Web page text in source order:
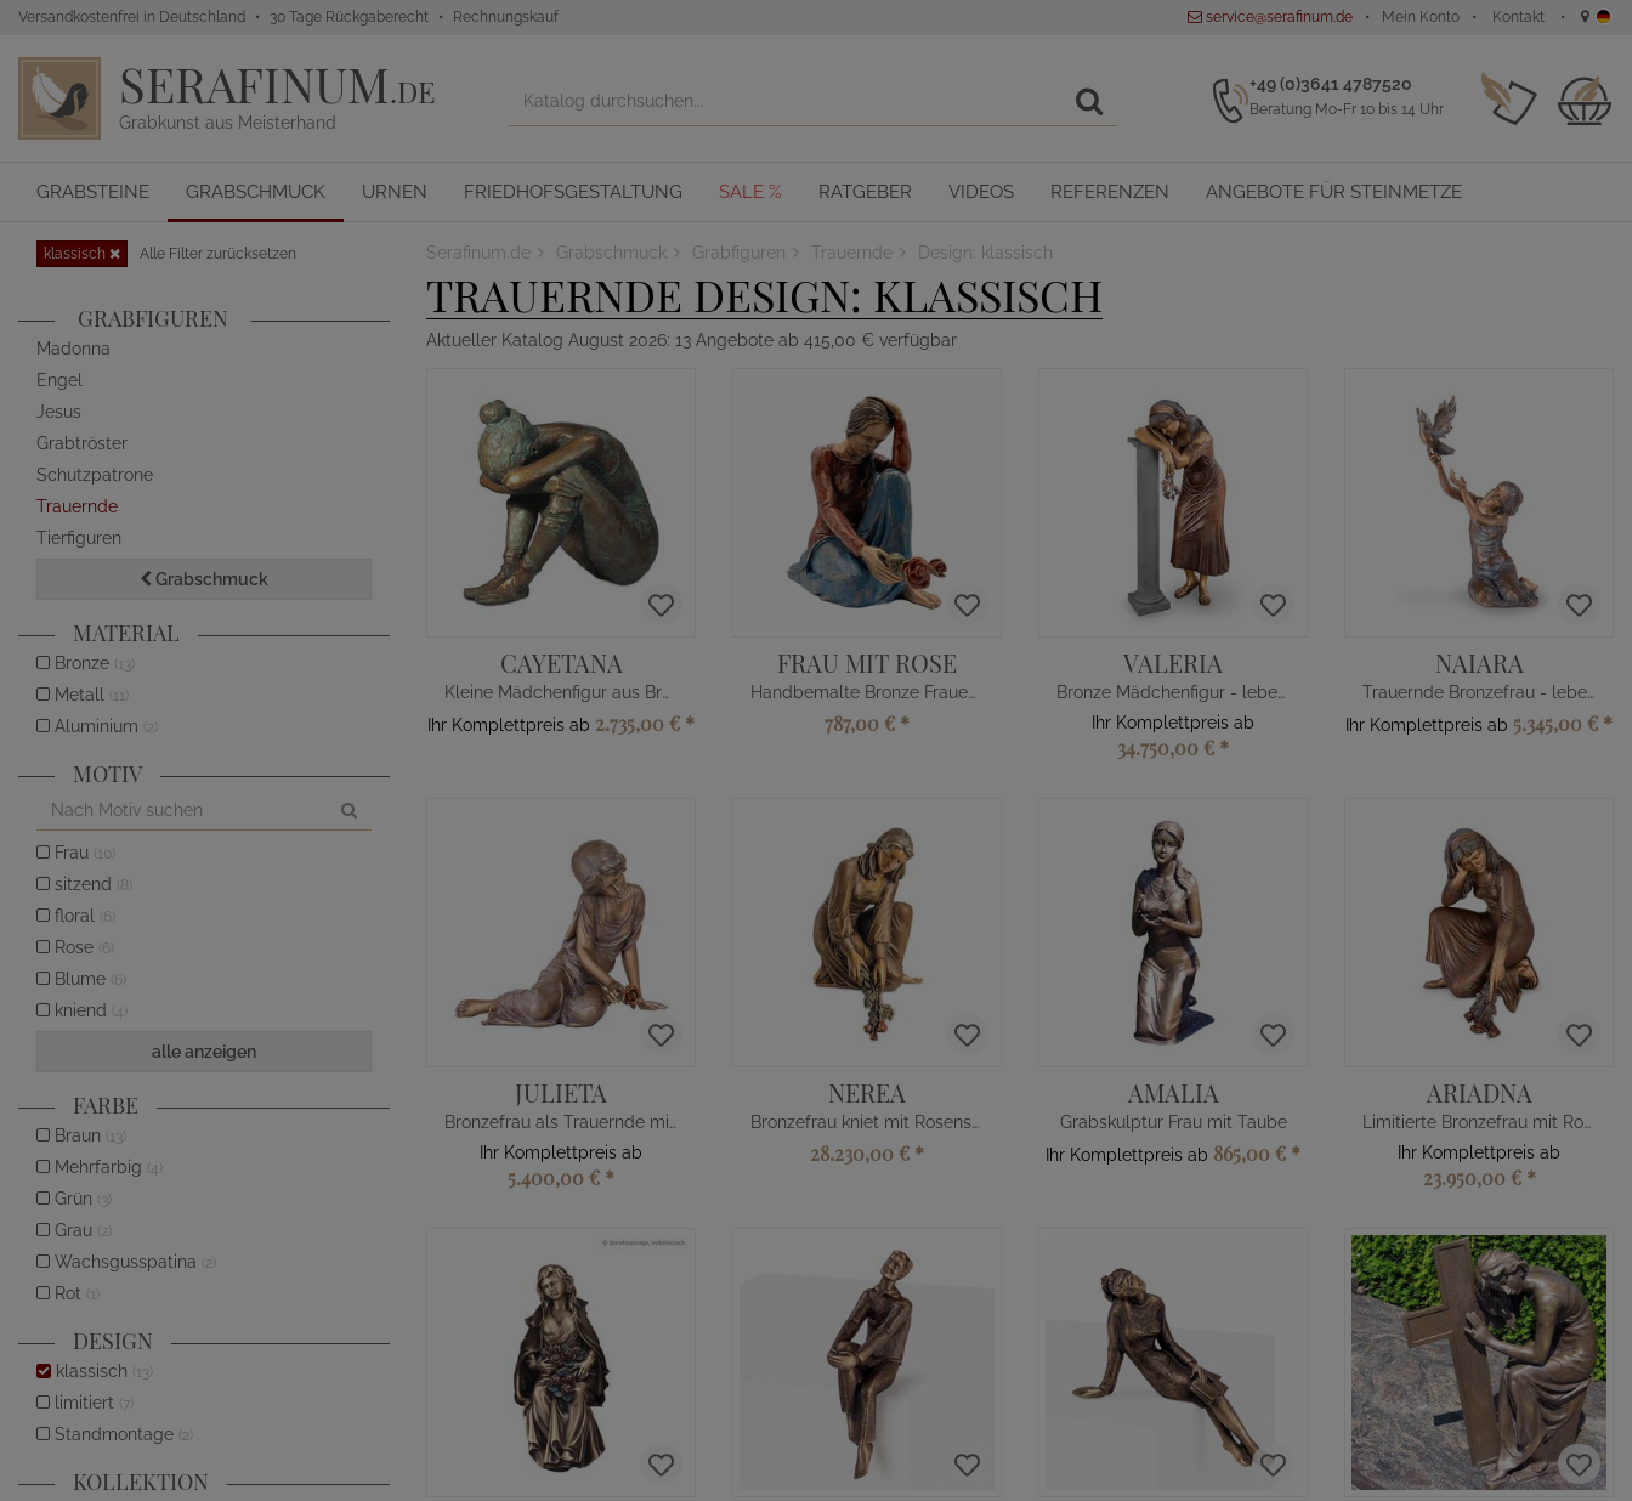
Versandkostenfrei in Deutschland 30 Tage Rückgaberecht Rechnungskauf service@serafinum.de Mein Konto Kontakt
SERAFINUM.DE
Grabkunst aus Meisterhand
+49 (0)3641 4787520
Beratung Mo-Fr 10 bis 14 Uhr
GRABSTEINE GRABSCHMUCK URNEN FRIEDHOFSGESTALTUNG SALE % RATGEBER VIDEOS REFERENZEN ANGEBOTE FÜR STEINMETZE
Serafinum.de Grabschmuck Grabfiguren Trauernde Design: klassisch
TRAUERNDE DESIGN: KLASSISCH
Aktueller Katalog August 2026: 13 Angebote ab 415,00 € verfügbar
CAYETANA
Kleine Mädchenfigur aus Bronze - sitzend
Ihr Komplettpreis ab 2.735,00 € *
FRAU MIT ROSE
Handbemalte Bronze Frauen Skulptur
787,00 € *
VALERIA
Bronze Mädchenfigur - lebensgroß
Ihr Komplettpreis ab
34.750,00 € *
NAIARA
Trauernde Bronzefrau - lebensgroß
Ihr Komplettpreis ab 5.345,00 € *
JULIETA
Bronzefrau als Trauernde mit Rose
Ihr Komplettpreis ab
5.400,00 € *
NEREA
Bronzefrau kniet mit Rosenstrauß
28.230,00 € *
AMALIA
Grabskulptur Frau mit Taube
Ihr Komplettpreis ab 865,00 € *
ARIADNA
Limitierte Bronzefrau mit Rose
Ihr Komplettpreis ab
23.950,00 € *
klassisch Alle Filter zurücksetzen
GRABFIGUREN
Madonna
Engel
Jesus
Grabtröster
Schutzpatrone
Trauernde
Tierfiguren
Grabschmuck
MATERIAL
Bronze (13)
Metall (11)
Aluminium (2)
MOTIV
Frau (10)
sitzend (8)
floral (6)
Rose (6)
Blume (6)
kniend (4)
alle anzeigen
FARBE
Braun (13)
Mehrfarbig (4)
Grün (3)
Grau (2)
Wachsgusspatina (2)
Rot (1)
DESIGN
klassisch (13)
limitiert (7)
Standmontage (2)
KOLLEKTION